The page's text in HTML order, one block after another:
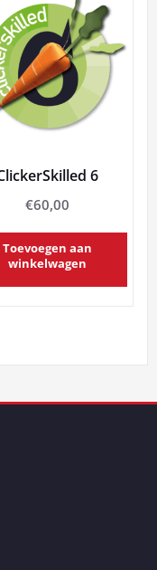
6
€60,00
Toevoegen aan
winkelwagen